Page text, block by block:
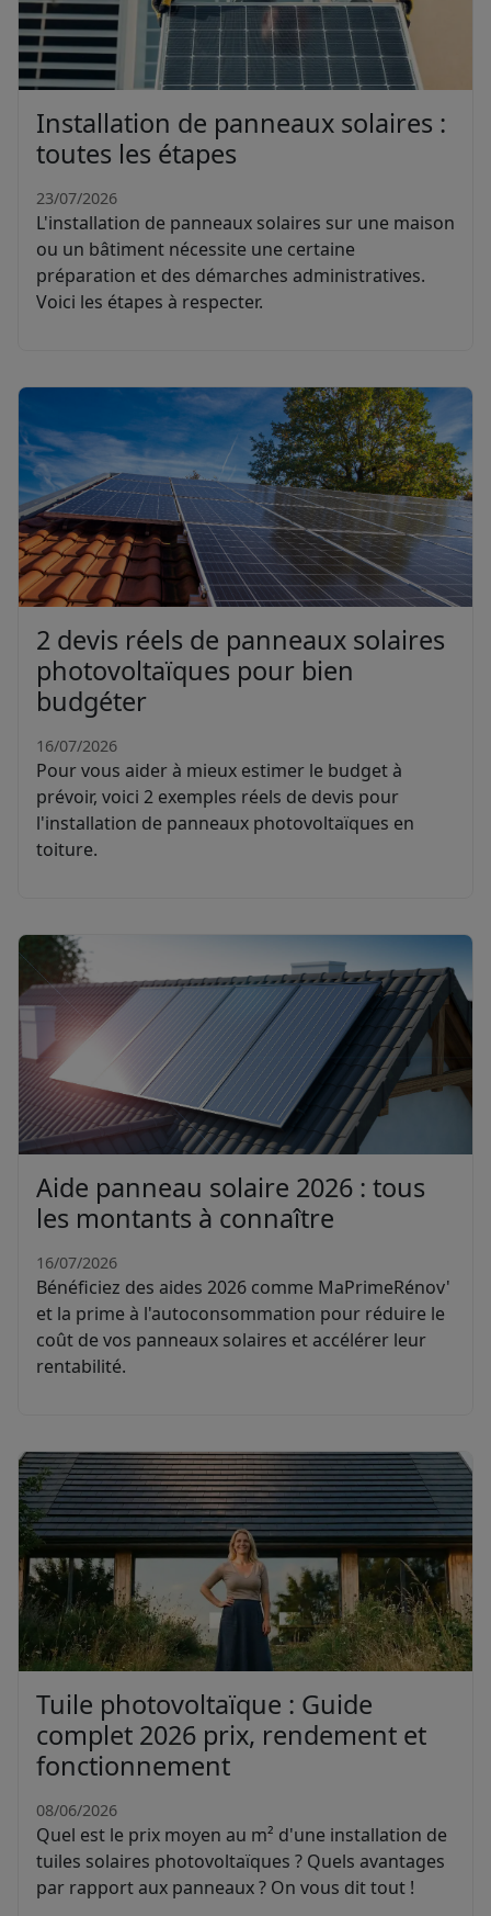
Installation de panneaux solaires :
toutes les étapes
23/07/2026
L'installation de panneaux solaires sur une maison
ou un bâtiment nécessite une certaine
préparation et des démarches administratives.
Voici les étapes à respecter.
2 devis réels de panneaux solaires
photovoltaïques pour bien
budgéter
16/07/2026
Pour vous aider à mieux estimer le budget à
prévoir, voici 2 exemples réels de devis pour
l'installation de panneaux photovoltaïques en
toiture.
Aide panneau solaire 2026 : tous
les montants à connaître
16/07/2026
Bénéficiez des aides 2026 comme MaPrimeRénov'
et la prime à l'autoconsommation pour réduire le
coût de vos panneaux solaires et accélérer leur
rentabilité.
Tuile photovoltaïque : Guide
complet 2026 prix, rendement et
fonctionnement
08/06/2026
Quel est le prix moyen au m² d'une installation de
tuiles solaires photovoltaïques ? Quels avantages
par rapport aux panneaux ? On vous dit tout !